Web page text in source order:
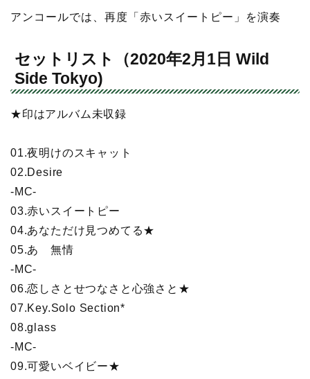
アンコールでは、再度「赤いスイートピー」を演奏
セットリスト（2020年2月1日 Wild
Side Tokyo)
★印はアルバム未収録
01.夜明けのスキャット
02.Desire
-MC-
03.赤いスイートピー
04.あなただけ見つめてる★
05.あゝ無情
-MC-
06.恋しさとせつなさと心強さと★
07.Key.Solo Section*
08.glass
-MC-
09.可愛いベイビー★